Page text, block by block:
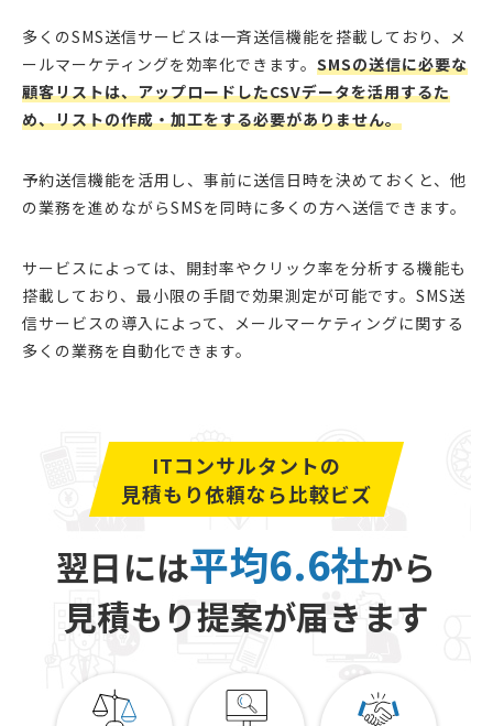
多くのSMS送信サービスは一斉送信機能を搭載しており、メ
ールマーケティングを効率化できます。 SMSの送信に必要な
顧客リストは、アップロードしたCSVデータを活用するた
め、リストの作成・加工をする必要がありません。
予約送信機能を活用し、事前に送信日時を決めておくと、他
の業務を進めながらSMSを同時に多くの方へ送信できます。
サービスによっては、開封率やクリック率を分析する機能も
搭載しており、最小限の手間で効果測定が可能です。SMS送
信サービスの導入によって、メールマーケティングに関する
多くの業務を自動化できます。
ITコンサルタントの
見積もり依頼なら比較ビズ
翌日には平均6.6社から
見積もり提案が届きます